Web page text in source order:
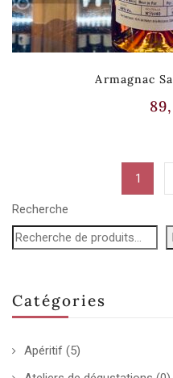
Recherche
Catégories
Apéritif (5)
Armagnac
1